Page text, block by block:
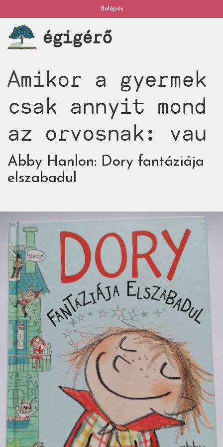
a
tartalomra
My
account
Belépés
égigérő
Amikor a gyermek
csak annyit mond
az orvosnak: vau
Abby Hanlon: Dory fantáziája
elszabadul